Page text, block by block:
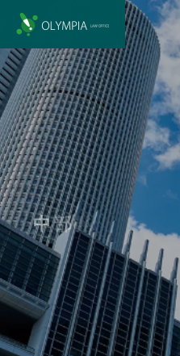
中部発！前進す